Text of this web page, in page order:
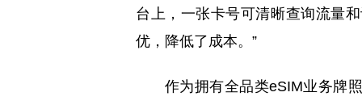
台上，一张卡号可清晰查询流量
优，降低了成本。”
作为拥有全品类eSIM业务牌